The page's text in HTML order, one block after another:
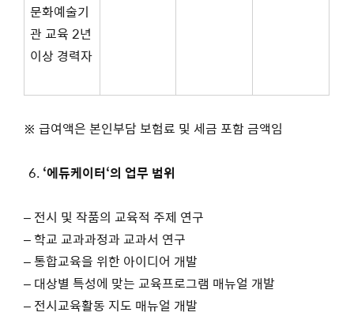
문화예술기
관 교육 2년
이상 경력자
※ 급여액은 본인부담 보험료 및 세금 포함 금액임
‘에듀케이터‘의 업무 범위
– 전시 및 작품의 교육적 주제 연구
– 학교 교과과정과 교과서 연구
– 통합교육을 위한 아이디어 개발
– 대상별 특성에 맞는 교육프로그램 매뉴얼 개발
– 전시교육활동 지도 매뉴얼 개발